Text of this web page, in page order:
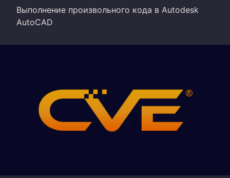
Выполнение произвольного кода в Autodesk
AutoCAD